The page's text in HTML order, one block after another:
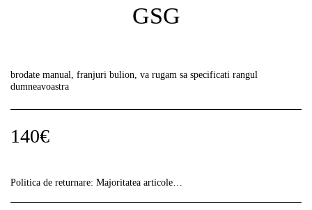
GSG
brodate manual, franjuri bulion, va rugam sa specificati rangul
dumneavoastra
140€
Politica de returnare: Majoritatea articolelor noastre sunt „unice”, așa că vă rugăm să verificați cu atenție informațiile despre comandă, deoarece nu vor fi acceptate returnări fără notificare prealabilă.